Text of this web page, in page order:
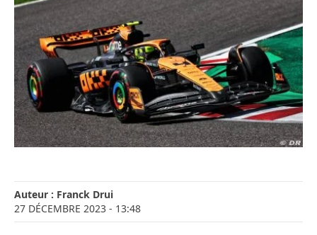
Auteur : Franck Drui
27 DÉCEMBRE 2023 - 13:48